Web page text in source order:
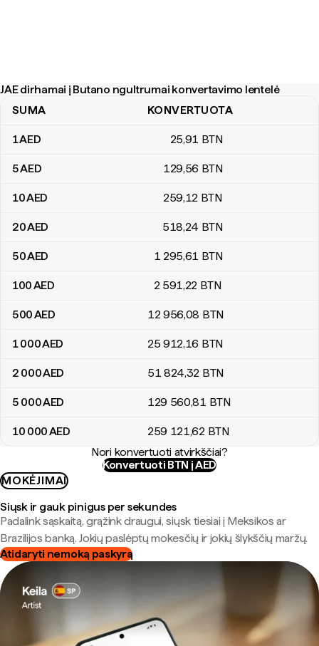
JAE dirhamai į Butano ngultrumai konvertavimo lentelė
JAE dirhamai į Butano ngultrumai konvertavimo lentelė
SUMA KONVERTUOTA
1AED 25,91 BTN
5AED 129,56 BTN
10AED 259,12 BTN
20AED 518,24 BTN
50AED 1 295,61 BTN
100AED 2 591,22 BTN
500AED 12 956,08 BTN
1 000AED 25 912,16 BTN
2 000AED 51 824,32 BTN
5 000AED 129 560,81 BTN
10 000AED 259 121,62 BTN
Nori konvertuoti atvirkščiai?
Konvertuoti BTN į AED
MOKĖJIMAI
Siųsk ir gauk pinigus per sekundes
Padalink sąskaitą, grąžink draugui, siųsk tiesiai į Meksikos ar
Brazilijos banką. Jokių paslėptų mokesčių ir jokių šlykščių maržų.
Atidaryti nemoką paskyrą